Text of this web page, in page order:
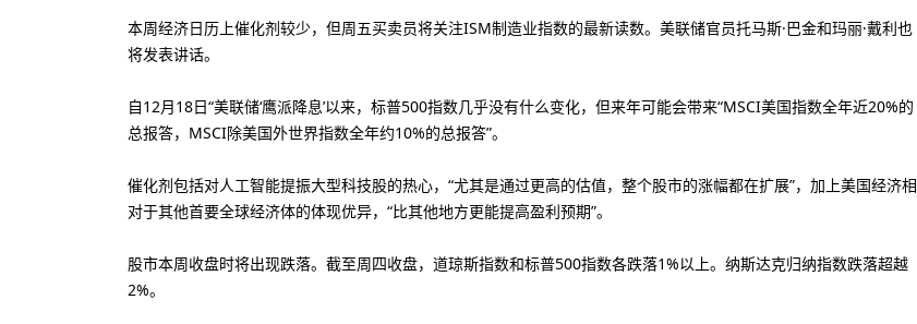
本周经济日历上催化剂较少，但周五买卖员将关注ISM制造业指数的最新读数。美联储官员托马斯·巴金和玛丽·戴利也
将发表讲话。
自12月18日“美联储‘鹰派降息’以来，标普500指数几乎没有什么变化，但来年可能会带来“MSCI美国指数全年近20%的
总报答，MSCI除美国外世界指数全年约10%的总报答”。
催化剂包括对人工智能提振大型科技股的热心，“尤其是通过更高的估值，整个股市的涨幅都在扩展”，加上美国经济相
对于其他首要全球经济体的体现优异，“比其他地方更能提高盈利预期”。
股市本周收盘时将出现跌落。截至周四收盘，道琼斯指数和标普500指数各跌落1%以上。纳斯达克归纳指数跌落超越
2%。